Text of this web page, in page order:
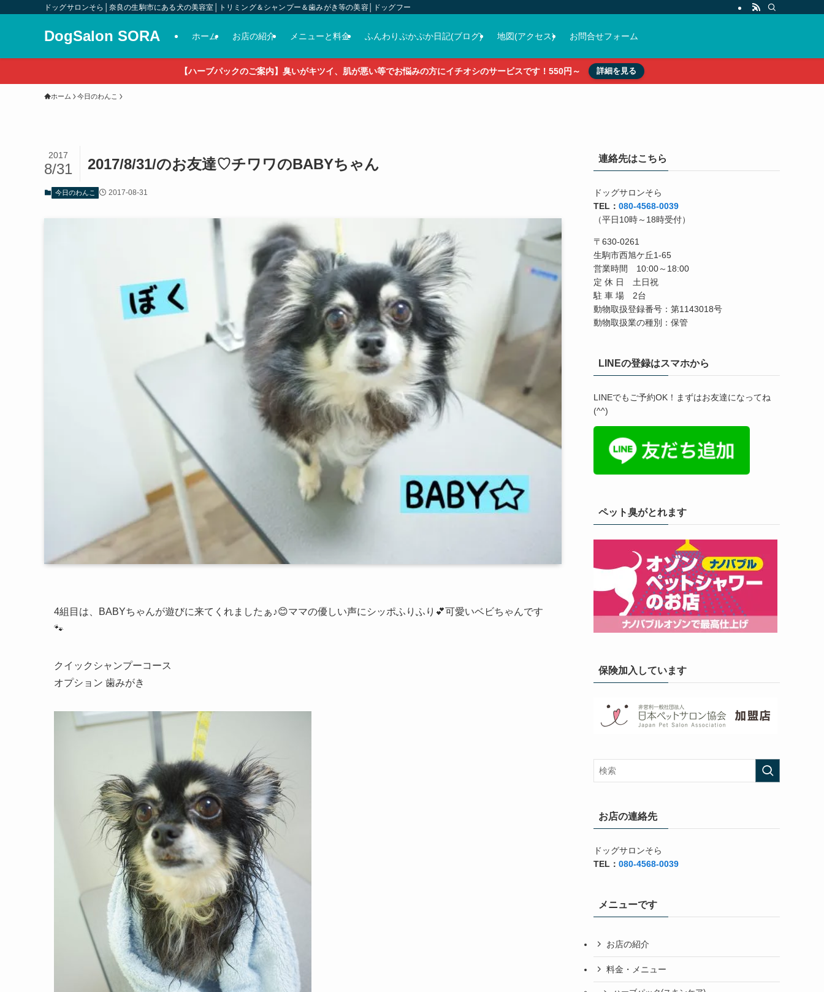
ドッグサロンそら│奈良の生駒市にある犬の美容室│トリミング＆シャンプー＆歯みがき等の美容│ドッグフード＆おやつ＆各種グッズの販売
DogSalon SORA ホーム お店の紹介 メニューと料金 ふんわりぷかぷか日記(ブログ) 地図(アクセス) お問合せフォーム
【ハーブパックのご案内】臭いがキツイ、肌が悪い等でお悩みの方にイチオシのサービスです！550円～ 詳細を見る
ホーム 今日のわんこ
2017/8/31/のお友達♡チワワのBABYちゃん
2017
8/31
今日のわんこ 2017-08-31
4組目は、BABYちゃんが遊びに来てくれましたぁ♪😊ママの優しい声にシッポふりふり💕可愛いベビちゃんです
🐾
クイックシャンプーコース
オプション 歯みがき
連絡先はこちら
ドッグサロンそら
TEL： 080-4568-0039
（平日10時～18時受付）
〒630-0261
生駒市西旭ケ丘1-65
営業時間 10:00～18:00
定 休 日 土日祝
駐 車 場 2台
動物取扱登録番号：第1143018号
動物取扱業の種別：保管
LINEの登録はスマホから
LINEでもご予約OK！まずはお友達になってね
(^^)
ペット臭がとれます
保険加入しています
お店の連絡先
ドッグサロンそら
TEL： 080-4568-0039
メニューです
お店の紹介
料金・メニュー